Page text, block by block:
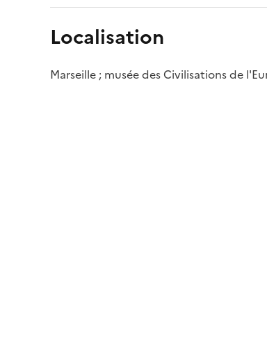
Localisation
Marseille ; musée des Civilisations de